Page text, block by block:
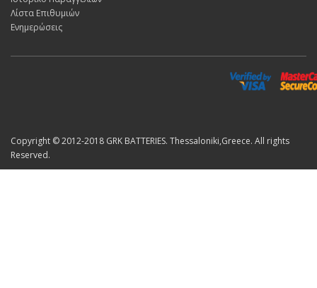
Λίστα Επιθυμιών
Ενημερώσεις
Copyright © 2012-2018 GRK BATTERIES. Thessaloniki,Greece. All rights
Reserved.